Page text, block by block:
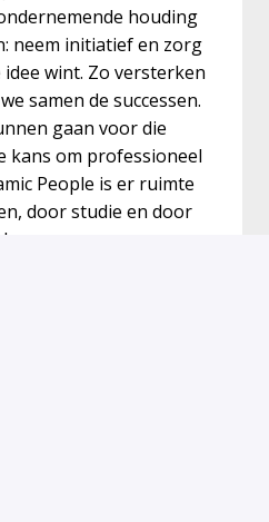
houding
neem initiatief en zorg
wint. Zo versterken
samen de successen.
gaan voor die
kans om professioneel
People is er ruimte
door studie en door
doen.